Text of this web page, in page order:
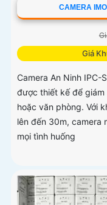
CAMERA
Giá
Camera An Ninh IPC-
được thiết kế để giám
hoặc văn phòng. Với
lên đến 30m, camera
mọi tình huống